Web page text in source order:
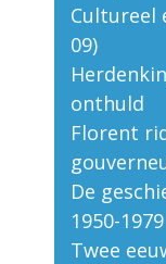
Cultureel
09)
onthuld
Florent
De
1950-1979
Twee